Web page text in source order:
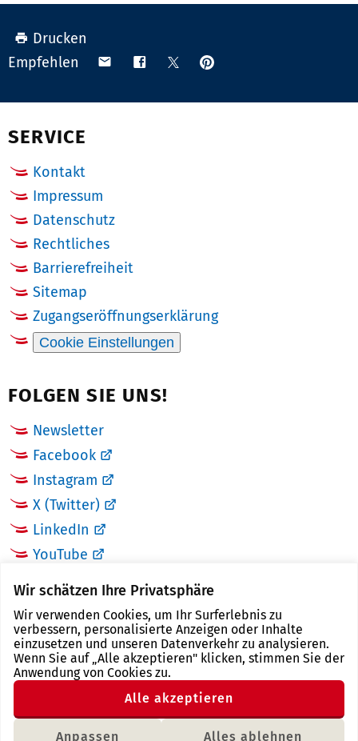
Wir schätzen Ihre Privatsphäre
Wir verwenden Cookies, um Ihr Surferlebnis zu
verbessern, personalisierte Anzeigen oder Inhalte
einzusetzen und unseren Datenverkehr zu analysieren.
Wenn Sie auf „Alle akzeptieren" klicken, stimmen Sie der
Anwendung von Cookies zu.
Anpassen Alles ablehnen
Alle akzeptieren
Drucken
Empfehlen
Teilen Teilen TeilenAnpinnen
SERVICE
Kontakt
Impressum
Datenschutz
Rechtliches
Barrierefreiheit
Sitemap
Zugangseröffnungserklärung
Cookie Einstellungen
FOLGEN SIE UNS!
Newsletter
Facebook
Instagram
X (Twitter)
LinkedIn
YouTube
LINKS
Landkreis Zwickau
Tourismusregion Zwickau
Freistaat Sachsen
Region Zwickau